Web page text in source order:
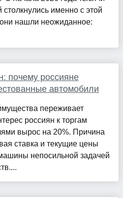
именно с этой
нашли неожиданное:
почему россияне
автомобили
переживает
россиян к торгам
вырос на 20%. Причина
ставка и текущие цены
непосильной задачей